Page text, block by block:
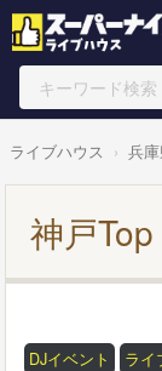
ライブハウス 兵
神戸
DJイベント ライ